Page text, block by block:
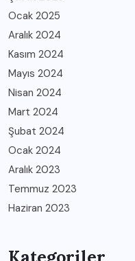
Ocak 2025
Aralık 2024
Kasım 2024
Mayıs 2024
Nisan 2024
Mart 2024
Şubat 2024
Ocak 2024
Aralık 2023
Temmuz 2023
Haziran 2023